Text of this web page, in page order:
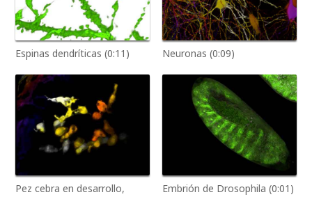
Espinas dendríticas (0:11) Neuronas (0:09)
Pez cebra en desarrollo,
Embrión de Drosophila (0:01)